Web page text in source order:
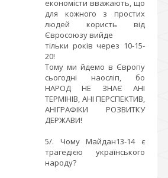
економісти вважають, що
для кожного з простих
людей користь від
Євросоюзу вийде
тільки років через 10-15-
20!
Тому ми йдемо в Європу
сьогодні наосліп, бо
НАРОД НЕ ЗНАЄ АНІ
ТЕРМІНІВ, АНІ ПЕРСПЕКТИВ,
АНІГРАФІКИ РОЗВИТКУ
ДЕРЖАВИ!
5/. Чому Майдан13-14 є
трагедією українського
народу?